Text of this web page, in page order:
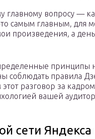
вопросу —
самым главным, для
произведения, а
принципы
соблюдать правила
разговор за
вашей
сети